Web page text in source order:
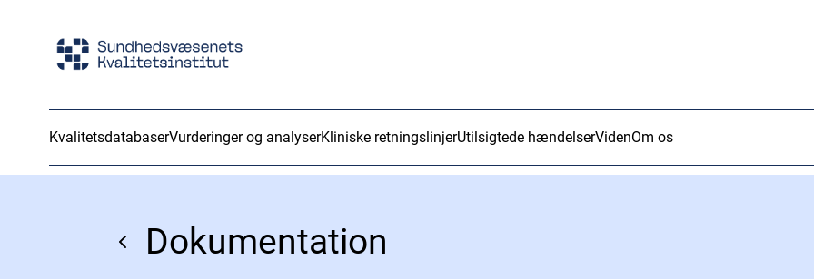
KvalitetsdatabaserVurderinger og analyserKliniske retningslinjerUtilsigtede hændelserVidenOm os
Dokumentation